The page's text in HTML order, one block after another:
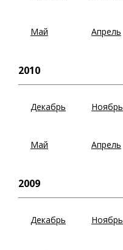
Май Апрель
2010
Декабрь Ноябрь
Май Апрель
2009
Декабрь Ноябрь